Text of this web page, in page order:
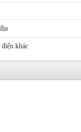
khác